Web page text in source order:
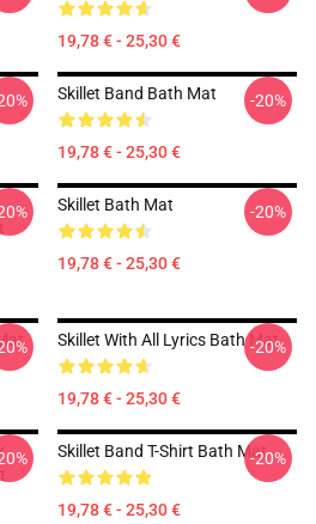
19,78 € - 25,30 €
Skillet Band Bath Mat
19,78 € - 25,30 €
-20%
Skillet Bath Mat
19,78 € - 25,30 €
-20%
Skillet With All Lyrics Bath Mat
19,78 € - 25,30 €
-20%
Skillet Band T-Shirt Bath Mat
19,78 € - 25,30 €
-20%